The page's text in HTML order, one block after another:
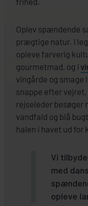
Oplev spændende
prægtige natur. I
opleve farverig
gourmetmad, og i
vingårde og smage
snappe efter vejret,
rejseleder besøger
vandfald og blå
halen i havet ud for
Vi
med
opleve